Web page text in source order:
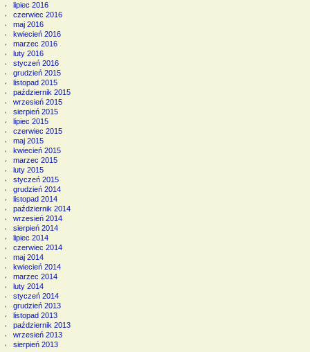
lipiec 2016
czerwiec 2016
maj 2016
kwiecień 2016
marzec 2016
luty 2016
styczeń 2016
grudzień 2015
listopad 2015
październik 2015
wrzesień 2015
sierpień 2015
lipiec 2015
czerwiec 2015
maj 2015
kwiecień 2015
marzec 2015
luty 2015
styczeń 2015
grudzień 2014
listopad 2014
październik 2014
wrzesień 2014
sierpień 2014
lipiec 2014
czerwiec 2014
maj 2014
kwiecień 2014
marzec 2014
luty 2014
styczeń 2014
grudzień 2013
listopad 2013
październik 2013
wrzesień 2013
sierpień 2013